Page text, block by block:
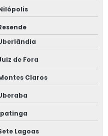
elétricos
de Fora
Claros
Lagoas